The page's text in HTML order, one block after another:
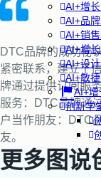
AI+增
AI+品
AI+销
AI+增
AI+设
AI+敏
AI+
创新学
DTC品牌的成功秘
紧密联系，建立了
牌通过提供订阅服
服务：DTC品牌通
户当作朋友：DTC
友。
更多图说